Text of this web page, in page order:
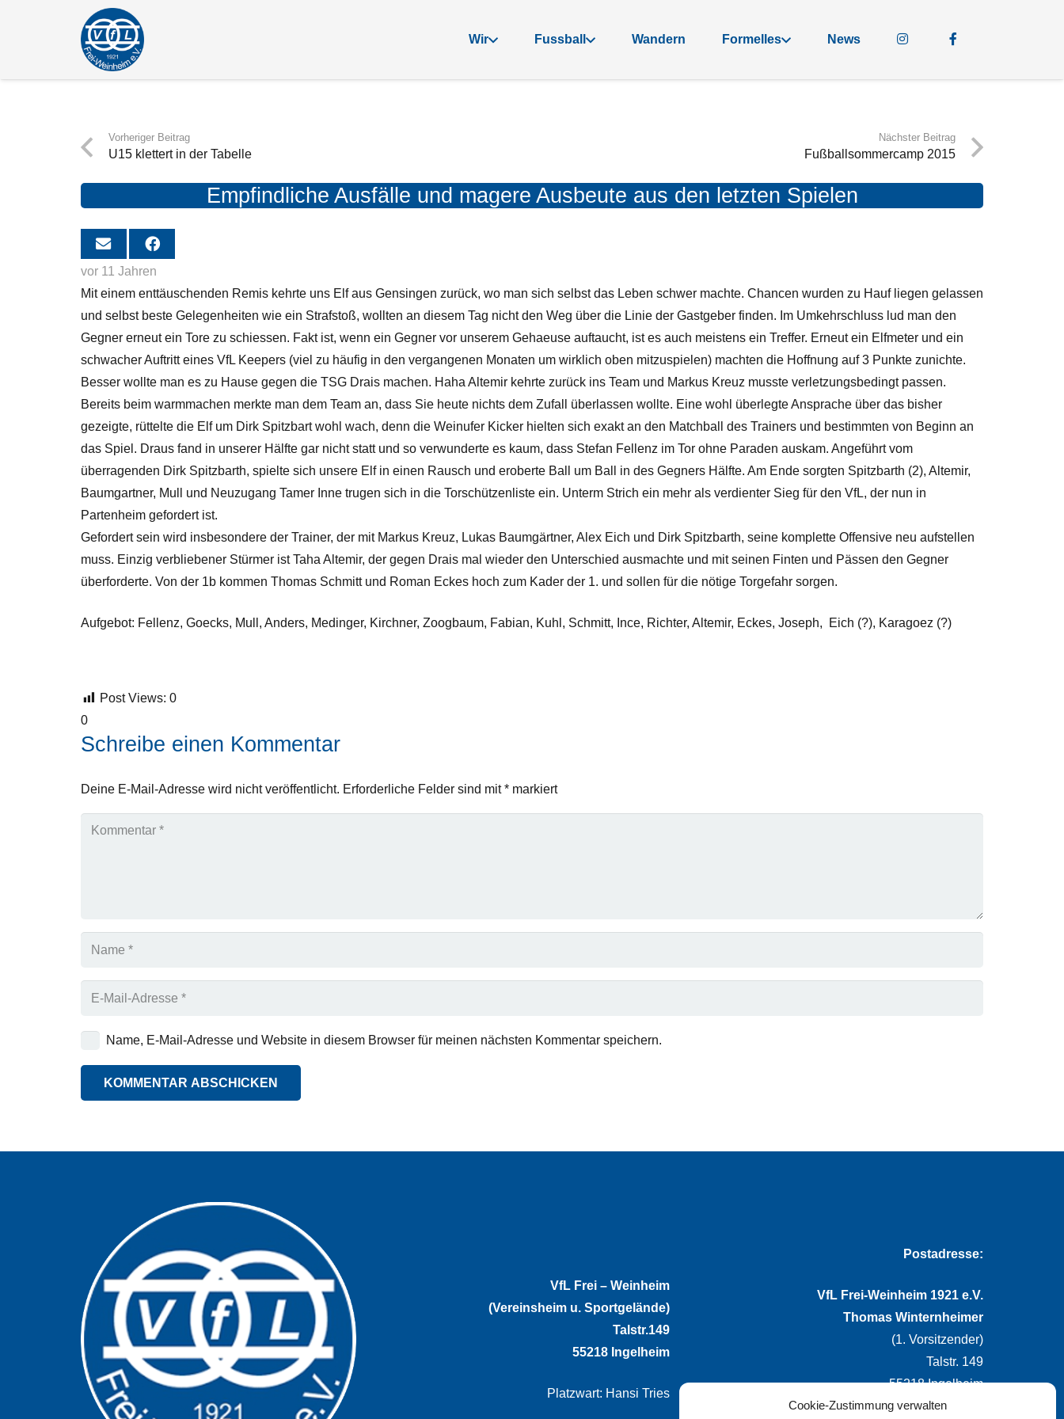
Cookie-Zustimmung verwalten
Wir Fussball Wandern Formelles News
Vorheriger Beitrag
U15 klettert in der Tabelle
Nächster Beitrag
Fußballsommercamp 2015
Empfindliche Ausfälle und magere Ausbeute aus den letzten Spielen
vor 11 Jahren
Mit einem enttäuschenden Remis kehrte uns Elf aus Gensingen zurück, wo man sich selbst das Leben schwer machte. Chancen wurden zu Hauf liegen gelassen
und selbst beste Gelegenheiten wie ein Strafstoß, wollten an diesem Tag nicht den Weg über die Linie der Gastgeber finden. Im Umkehrschluss lud man den
Gegner erneut ein Tore zu schiessen. Fakt ist, wenn ein Gegner vor unserem Gehaeuse auftaucht, ist es auch meistens ein Treffer. Erneut ein Elfmeter und ein
schwacher Auftritt eines VfL Keepers (viel zu häufig in den vergangenen Monaten um wirklich oben mitzuspielen) machten die Hoffnung auf 3 Punkte zunichte.
Besser wollte man es zu Hause gegen die TSG Drais machen. Haha Altemir kehrte zurück ins Team und Markus Kreuz musste verletzungsbedingt passen.
Bereits beim warmmachen merkte man dem Team an, dass Sie heute nichts dem Zufall überlassen wollte. Eine wohl überlegte Ansprache über das bisher
gezeigte, rüttelte die Elf um Dirk Spitzbart wohl wach, denn die Weinufer Kicker hielten sich exakt an den Matchball des Trainers und bestimmten von Beginn an
das Spiel. Draus fand in unserer Hälfte gar nicht statt und so verwunderte es kaum, dass Stefan Fellenz im Tor ohne Paraden auskam. Angeführt vom
überragenden Dirk Spitzbarth, spielte sich unsere Elf in einen Rausch und eroberte Ball um Ball in des Gegners Hälfte. Am Ende sorgten Spitzbarth (2), Altemir,
Baumgartner, Mull und Neuzugang Tamer Inne trugen sich in die Torschützenliste ein. Unterm Strich ein mehr als verdienter Sieg für den VfL, der nun in
Partenheim gefordert ist.
Gefordert sein wird insbesondere der Trainer, der mit Markus Kreuz, Lukas Baumgärtner, Alex Eich und Dirk Spitzbarth, seine komplette Offensive neu aufstellen
muss. Einzig verbliebener Stürmer ist Taha Altemir, der gegen Drais mal wieder den Unterschied ausmachte und mit seinen Finten und Pässen den Gegner
überforderte. Von der 1b kommen Thomas Schmitt und Roman Eckes hoch zum Kader der 1. und sollen für die nötige Torgefahr sorgen.
Aufgebot: Fellenz, Goecks, Mull, Anders, Medinger, Kirchner, Zoogbaum, Fabian, Kuhl, Schmitt, Ince, Richter, Altemir, Eckes, Joseph, Eich (?), Karagoez (?)
Post Views: 0
0
Schreibe einen Kommentar
Deine E-Mail-Adresse wird nicht veröffentlicht. Erforderliche Felder sind mit* markiert
Name, E-Mail-Adresse und Website in diesem Browser für meinen nächsten Kommentar speichern.
KOMMENTAR ABSCHICKEN
VfL Frei – Weinheim
(Vereinsheim u. Sportgelände)
Talstr.149
55218 Ingelheim
Platzwart: Hansi Tries
Postadresse:
VfL Frei-Weinheim 1921 e.V.
Thomas Winternheimer
(1. Vorsitzender)
Talstr. 149
55218 Ingelheim